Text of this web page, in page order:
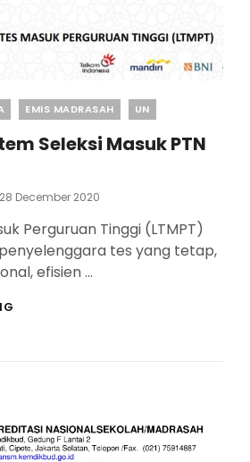
EMIS MADRASAH UN
Seleksi Masuk PTN
Posted
28 December 2020
Perguruan Tinggi (LTMPT)
tes yang tetap,
efisien …